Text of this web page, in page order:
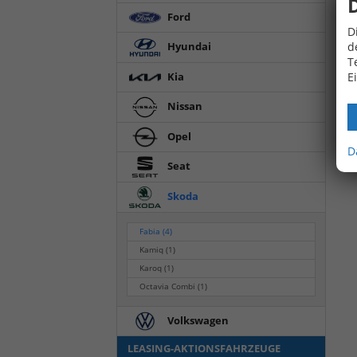
Ford
Hyundai
Kia
Nissan
Opel
Seat
Skoda
Fabia(4)
Kamiq(1)
Karoq(1)
Octavia Combi(1)
Volkswagen
LEASING-AKTIONSFAHRZEUGE